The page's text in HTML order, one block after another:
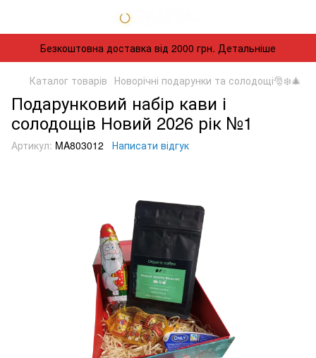
Безкоштовна доставка від 2000 грн. Детальніше
Каталог товарів Новорічні подарунки та солодощі🎅❄️🎄
Подарунковий набір кави і
солодощів Новий 2026 рік №1
Артикул: MA803012 Написати відгук